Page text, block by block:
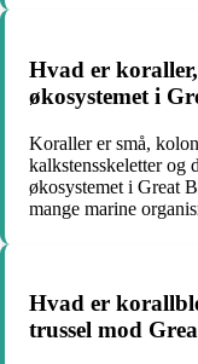
Hvad er
økosystemet i
Koraller er små,
kalkstensskeletter og
økosystemet i Great
mange marine
Hvad er
trussel mod